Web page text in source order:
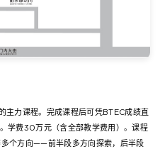
主力课程。完成课程后可凭BTEC成绩直
学费30万元（含全部教学费用）。课程
个方向——前半段多方向探索，后半段